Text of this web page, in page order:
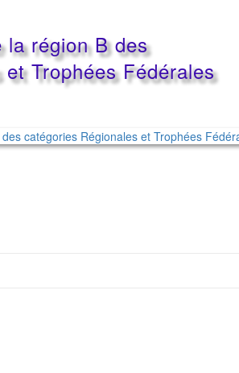
la région B des
Trophées Fédérales